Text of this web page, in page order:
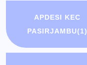
APDESI KEC
PASIRJAMBU(1)